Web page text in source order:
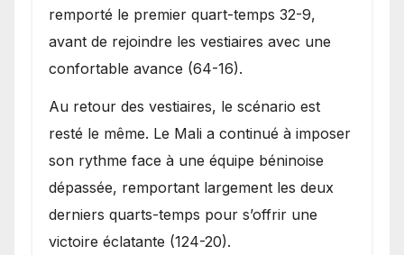
remporté le premier quart-temps 32-9,
avant de rejoindre les vestiaires avec une
confortable avance (64-16).
Au retour des vestiaires, le scénario est
resté le même. Le Mali a continué à imposer
son rythme face à une équipe béninoise
dépassée, remportant largement les deux
derniers quarts-temps pour s’offrir une
victoire éclatante (124-20).